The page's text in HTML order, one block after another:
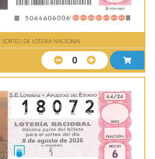
SORTEO DE LOTERIA NACIONAL
0